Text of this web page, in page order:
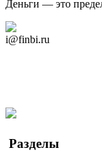
Деньги — это
i@finbi.ru
Разделы